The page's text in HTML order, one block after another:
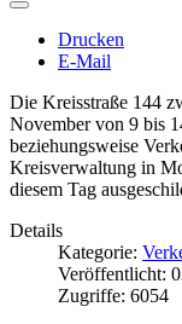
Drucken
E-Mail
Die Kreisstraße 144
November von 9 bis
beziehungsweise
Kreisverwaltung in
diesem Tag
Details
Kategorie:
Veröffentlicht:
Zugriffe: 6054